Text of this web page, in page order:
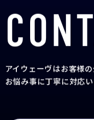
アイウェーヴはお客様
お悩み事に丁寧に対応い